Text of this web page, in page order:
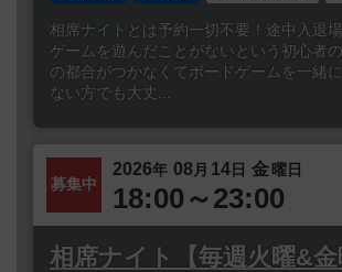
相席ナイトとは予約一切不要！途中入退
ゲームを遊んだことがないという初心者
の都合がつかなくてボードゲームを一緒
ない方でも大丈...
募集中
2026年 08 月 14日 金曜日
18:00～23:00
相席ナイト【毎週火曜&金